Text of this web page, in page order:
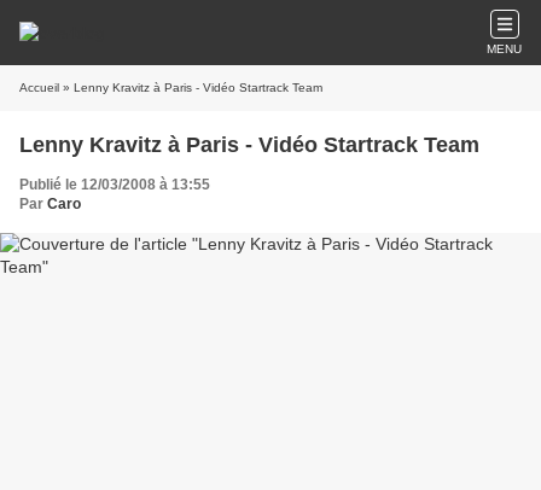
MENU
Accueil » Lenny Kravitz à Paris - Vidéo Startrack Team
Lenny Kravitz à Paris - Vidéo Startrack Team
Publié le 12/03/2008 à 13:55
Par Caro